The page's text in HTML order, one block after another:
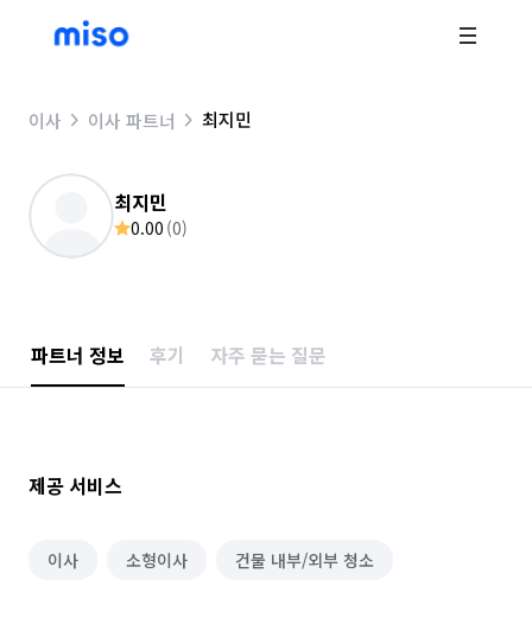
이사 이사 파트너 최지민
최지민
0.00 (0)
파트너 정보 후기 자주 묻는 질문
제공 서비스
이사 소형이사 건물 내부/외부 청소